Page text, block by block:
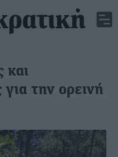
και
για την ορεινή